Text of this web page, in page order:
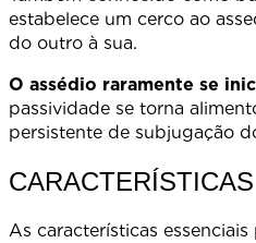
estabelece um cerco ao
do outro à sua.
O assédio raramente se
passividade se torna
persistente de subjugação
As características